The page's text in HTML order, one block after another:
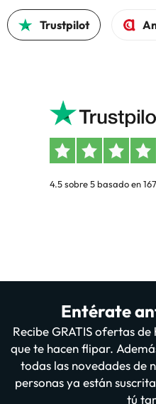
Trustpilot
4.5 sobre 5 basado en
Entérate
Recibe GRATIS ofertas
que te hacen flipar.
todas las novedades de
personas ya están
tú